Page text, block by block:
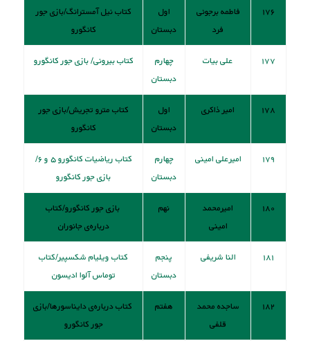
۱۷۶
فاطمه برجوئی
فرد
اول
دبستان
کتاب نيل آمسترانگ/بازی جور
کانگورو
۱۷۷ علی بیات
چهارم
دبستان
کتاب بیرونی/ بازی جور کانگورو
۱۷۸ امیر ذاکری
اول
دبستان
کتاب مترو تجریش/بازی جور
کانگورو
۱۷۹ امیرعلی امینی
چهارم
دبستان
کتاب ریاضیات کانگورو ۵ و ۶/
بازی جور کانگورو
۱۸۰
امیرمحمد
امینی
نهم
بازی جور کانگورو/کتاب
درباره‌ی جانوران
۱۸۱ النا شریفی
پنجم
دبستان
کتاب ويليام شكسپير/کتاب
توماس آلوا اديسون
۱۸۲
ساجده محمد
قلفی
هفتم
کتاب دربار‌ه‌ی دایناسورها/بازی
جور کانگورو